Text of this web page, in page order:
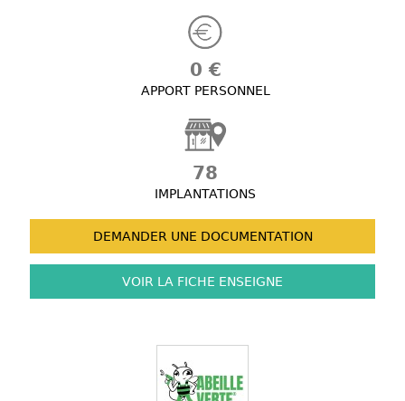
0 €
APPORT PERSONNEL
78
IMPLANTATIONS
DEMANDER UNE DOCUMENTATION
VOIR LA FICHE ENSEIGNE